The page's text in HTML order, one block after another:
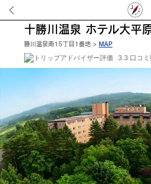
十勝川温泉 ホテル大平
勝川温泉南15丁目1番地 > MAP
3.3 口コ